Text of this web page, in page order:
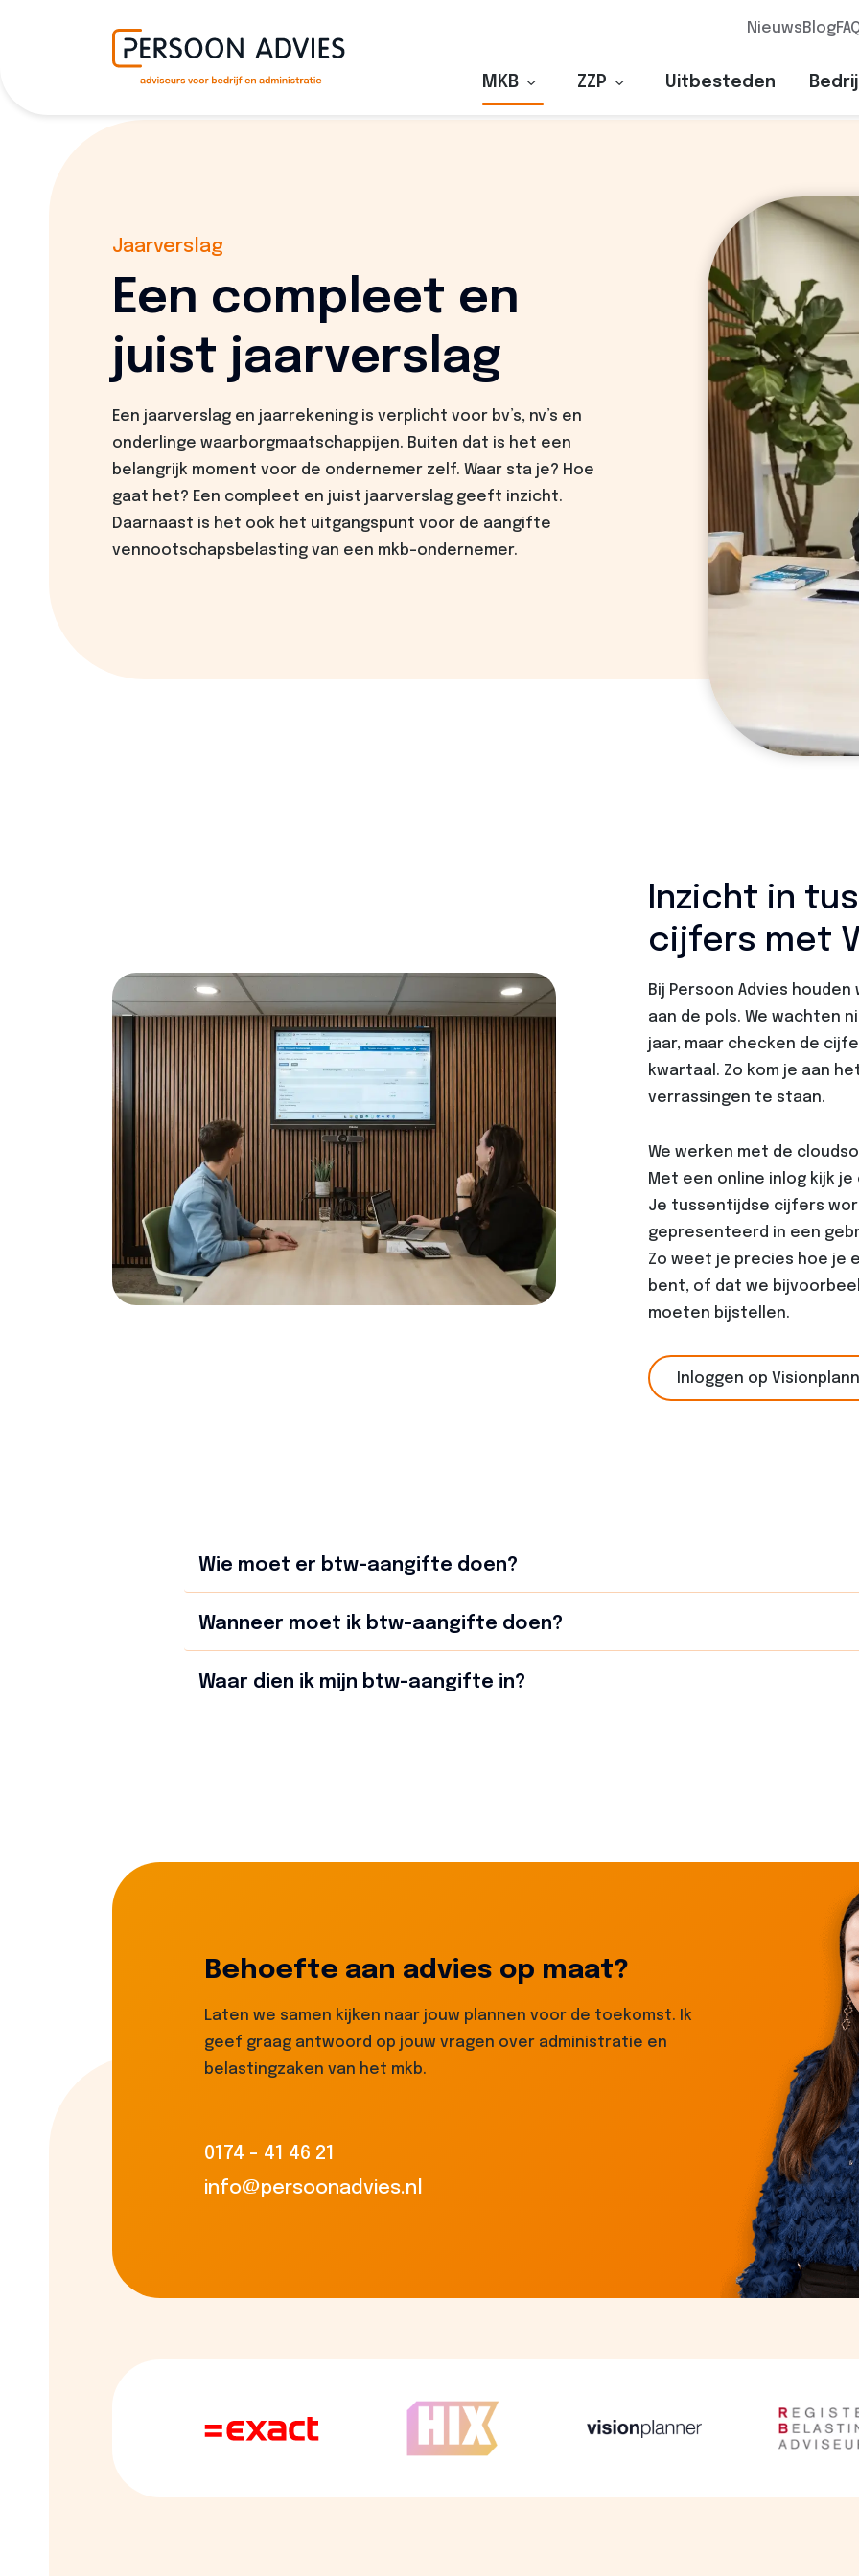
MKB Toon submenu voor "MKB"
ZZP Toon submenu voor "ZZP"
Uitbesteden
NieuwsBlog
Jaarverslag
Een compleet en
juist jaarverslag
Een jaarverslag en jaarrekening is verplicht voor bv’s, nv’s en
onderlinge waarborgmaatschappijen. Buiten dat is het een
belangrijk moment voor de ondernemer zelf. Waar sta je? Hoe
gaat het? Een compleet en juist jaarverslag geeft inzicht.
Daarnaast is het ook het uitgangspunt voor de aangifte
vennootschapsbelasting van een mkb-ondernemer.
Inzicht in
cijfers met
Bij Persoon Advies
aan de pols. We wachten
jaar, maar checken de
kwartaal. Zo kom je aan
verrassingen te staan.
We werken met de
Met een online inlog kijk
Je tussentijdse cijfers
gepresenteerd in een
Zo weet je precies hoe je
bent, of dat we
moeten bijstellen.
Inloggen op
Wie moet er btw-aangifte doen?
Wanneer moet ik btw-aangifte doen?
Waar dien ik mijn btw-aangifte in?
Behoefte aan advies op maat?
Laten we samen kijken naar jouw plannen voor de toekomst. Ik
geef graag antwoord op jouw vragen over administratie en
belastingzaken van het mkb.
0174 - 41 46 21
info@persoonadvies.nl